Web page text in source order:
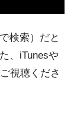
検索）だと
、iTunesや
視聴くださ